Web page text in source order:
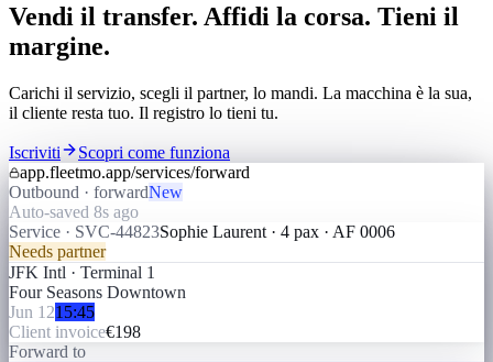
Vendi il transfer. Affidi la corsa. Tieni il
margine.
Carichi il servizio, scegli il partner, lo mandi. La macchina è la sua,
il cliente resta tuo. Il registro lo tieni tu.
Iscriviti
Scopri come funziona
app.fleetmo.app/services/forward
Outbound · forwardNew
Auto-saved 8s ago
Service · SVC-44823Sophie Laurent · 4 pax · AF 0006
Needs partner
JFK Intl · Terminal 1
Four Seasons Downtown
Jun 1215:45
Client invoice€198
Forward to